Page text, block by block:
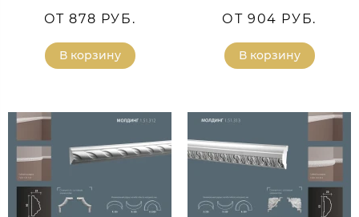
ОТ 878 РУБ.
В корзину
ОТ 904 РУБ.
В корзину